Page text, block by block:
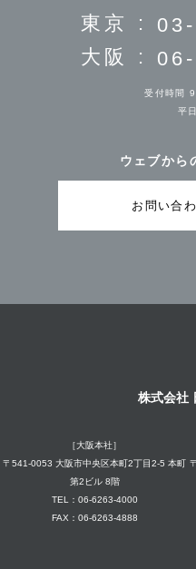
東京 :
大阪 :
受付時間
平
ウェブから
お問い合
株式会社
［大阪本社］
〒541-0053 大阪市中央区本町2丁目2-5 本町
第2ビル 8階
TEL：06-6263-4000
FAX：06-6263-4888